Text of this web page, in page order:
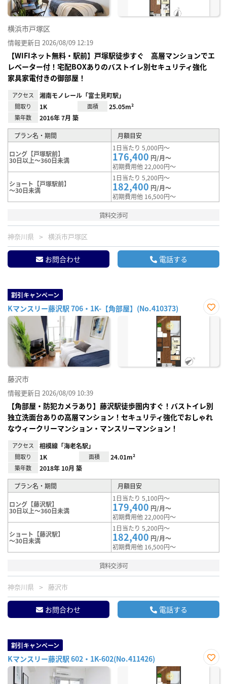
横浜市戸塚区
情報更新日 2026/08/09 12:19
【WIFIネット無料・駅前】戸塚駅徒歩すぐ 高層マンションでエ
レベーター付！宅配BOXありのバストイレ別セキュリティ強化
家具家電付きの御部屋！
アクセス 湘南モノレール「富士見町駅」
間取り 1K 面積 25.05m²
築年数 2016年 7月 築
プラン名・期間 月額目安
ロング【戸塚駅前】
30日以上～360日未満
1日当たり 5,000円～
176,400 円/月～
初期費用他 22,000円～
ショート【戸塚駅前】
～30日未満
1日当たり 5,200円～
182,400 円/月～
初期費用他 16,500円～
賃料交渉可
神奈川県 横浜市戸塚区
お問合わせ 電話する
割引キャンペーン
Kマンスリー藤沢駅 706・1K-【角部屋】(No.410373)
お気
藤沢市
情報更新日 2026/08/09 10:39
【角部屋・防犯カメラあり】藤沢駅徒歩圏内すぐ！バストイレ別
独立洗面台ありの高層マンション！セキュリティ強化でおしゃれ
なウィークリーマンション・マンスリーマンション！
アクセス 相模線「海老名駅」
間取り 1K 面積 24.01m²
築年数 2018年 10月 築
プラン名・期間 月額目安
ロング【藤沢駅】
30日以上～360日未満
1日当たり 5,100円～
179,400 円/月～
初期費用他 22,000円～
ショート【藤沢駅】
～30日未満
1日当たり 5,200円～
182,400 円/月～
初期費用他 16,500円～
賃料交渉可
神奈川県 藤沢市
お問合わせ 電話する
割引キャンペーン
Kマンスリー藤沢駅 602・1K-602(No.411426)
お気